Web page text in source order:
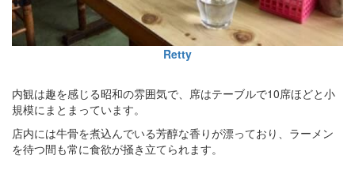
Retty
内観は趣を感じる昭和の雰囲気で、席はテーブルで10席ほどと小
規模にまとまっています。
店内には牛骨を煮込んでいる芳醇な香りが漂っており、ラーメン
を待つ間も常に食欲が掻き立てられます。